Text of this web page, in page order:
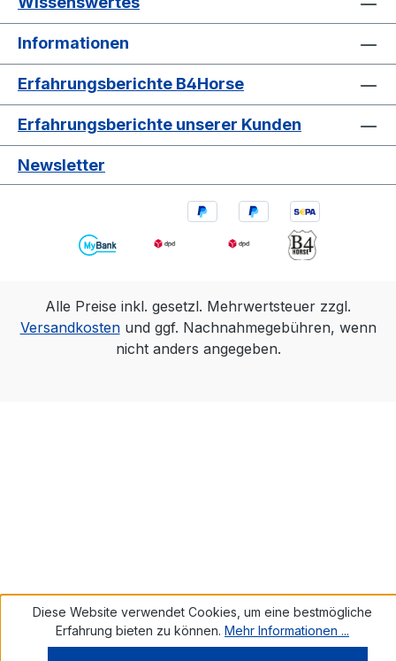
Informationen
Erfahrungsberichte B4Horse
Erfahrungsberichte unserer Kunden
Newsletter
Alle Preise inkl. gesetzl. Mehrwertsteuer zzgl.
Versandkostenund ggf. Nachnahmegebühren, wenn
nicht anders angegeben.
Diese Website verwendet Cookies, um eine bestmögliche
Erfahrung bieten zu können. Mehr Informationen ...